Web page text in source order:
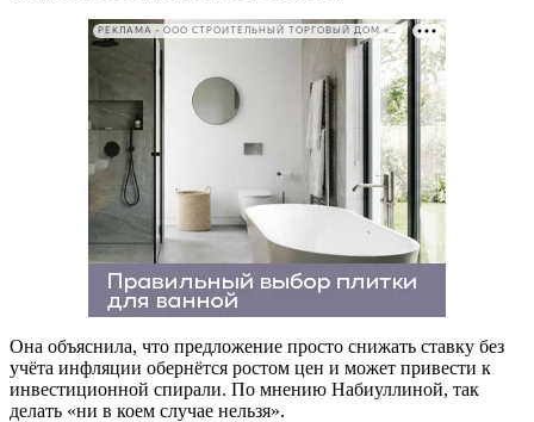
РЕКЛАМА • ООО СТРОИТЕЛЬНЫЙ ТОРГОВЫЙ ДОМ «ПЕТРОВИЧ». ИНН: 7802348846
Она объяснила, что предложение просто снижать ставку без
учёта инфляции обернётся ростом цен и может привести к
инвестиционной спирали. По мнению Набиуллиной, так
делать «ни в коем случае нельзя».